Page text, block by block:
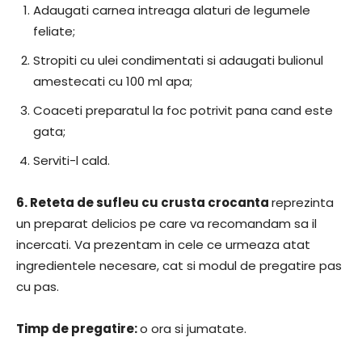
Adaugati carnea intreaga alaturi de legumele
feliate;
Stropiti cu ulei condimentati si adaugati bulionul
amestecati cu 100 ml apa;
Coaceti preparatul la foc potrivit pana cand este
gata;
Serviti-l cald.
6.Reteta de sufleu cu crusta crocantareprezinta
un preparat delicios pe care va recomandam sa il
incercati. Va prezentam in cele ce urmeaza atat
ingredientele necesare, cat si modul de pregatire pas
cu pas.
Timp de pregatire:o ora si jumatate.